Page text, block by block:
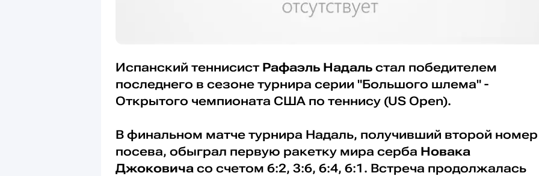
Испанский теннисист Рафаэль Надаль стал победителем
последнего в сезоне турнира серии "Большого шлема" -
Открытого чемпионата США по теннису (US Open).
В финальном матче турнира Надаль, получивший второй номер
посева, обыграл первую ракетку мира серба Новака
Джоковича со счетом 6:2, 3:6, 6:4, 6:1. Встреча продолжалась